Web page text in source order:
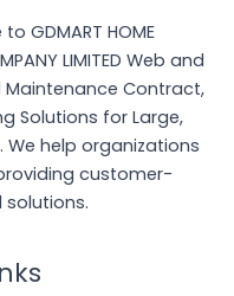
GDMART HOME
LIMITED Web and
Maintenance Contract,
Solutions for Large,
We help organizations
customer-